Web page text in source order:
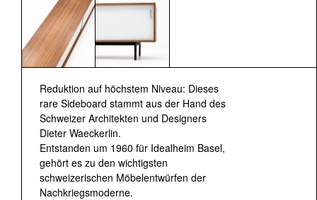
Reduktion auf höchstem Niveau: Dieses
rare Sideboard stammt aus der Hand des
Schweizer Architekten und Designers
Dieter Waeckerlin.
Entstanden um 1960 für Idealheim Basel,
gehört es zu den wichtigsten
schweizerischen Möbelentwürfen der
Nachkriegsmoderne.